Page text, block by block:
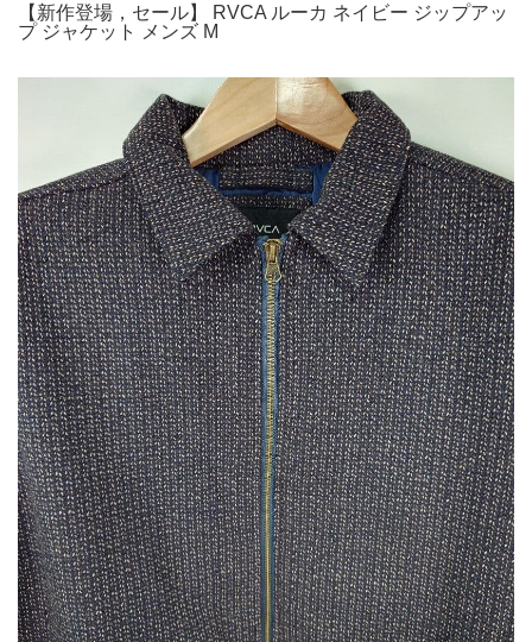
【新作登場，セール】 RVCA ルーカ ネイビー ジップアッ
プ ジャケット メンズ M